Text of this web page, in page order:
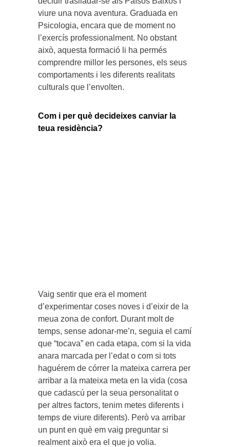
viure una nova aventura. Graduada en
Psicologia, encara que de moment no
l’exercís professionalment. No obstant
això, aquesta formació li ha permés
comprendre millor les persones, els seus
comportaments i les diferents realitats
culturals que l’envolten.
Com i per què decideixes canviar la
teua residència?
Vaig sentir que era el moment
d’experimentar coses noves i d’eixir de la
meua zona de confort. Durant molt de
temps, sense adonar-me’n, seguia el camí
que “tocava” en cada etapa, com si la vida
anara marcada per l’edat o com si tots
haguérem de córrer la mateixa carrera per
arribar a la mateixa meta en la vida (cosa
que cadascú per la seua personalitat o
per altres factors, tenim metes diferents i
temps de viure diferents). Però va arribar
un punt en què em vaig preguntar si
realment això era el que jo volia.